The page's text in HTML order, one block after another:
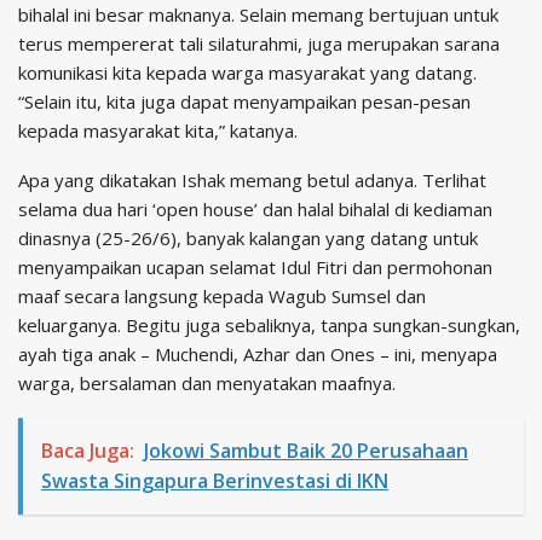
bihalal ini besar maknanya. Selain memang bertujuan untuk
terus mempererat tali silaturahmi, juga merupakan sarana
komunikasi kita kepada warga masyarakat yang datang.
“Selain itu, kita juga dapat menyampaikan pesan-pesan
kepada masyarakat kita,” katanya.
Apa yang dikatakan Ishak memang betul adanya. Terlihat
selama dua hari ‘open house’ dan halal bihalal di kediaman
dinasnya (25-26/6), banyak kalangan yang datang untuk
menyampaikan ucapan selamat Idul Fitri dan permohonan
maaf secara langsung kepada Wagub Sumsel dan
keluarganya. Begitu juga sebaliknya, tanpa sungkan-sungkan,
ayah tiga anak – Muchendi, Azhar dan Ones – ini, menyapa
warga, bersalaman dan menyatakan maafnya.
Baca Juga: Jokowi Sambut Baik 20 Perusahaan
Swasta Singapura Berinvestasi di IKN